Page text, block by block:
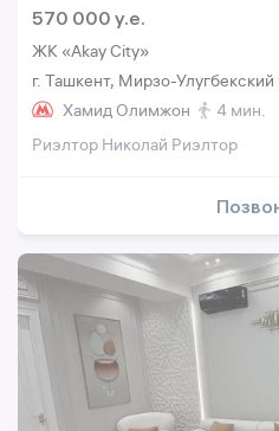
570 000 y.e.
ЖК «Akay City»
г. Ташкент, Мирзо-
Хамид Олимжон
4 мин.
Риэлтор Николай Риэлтор